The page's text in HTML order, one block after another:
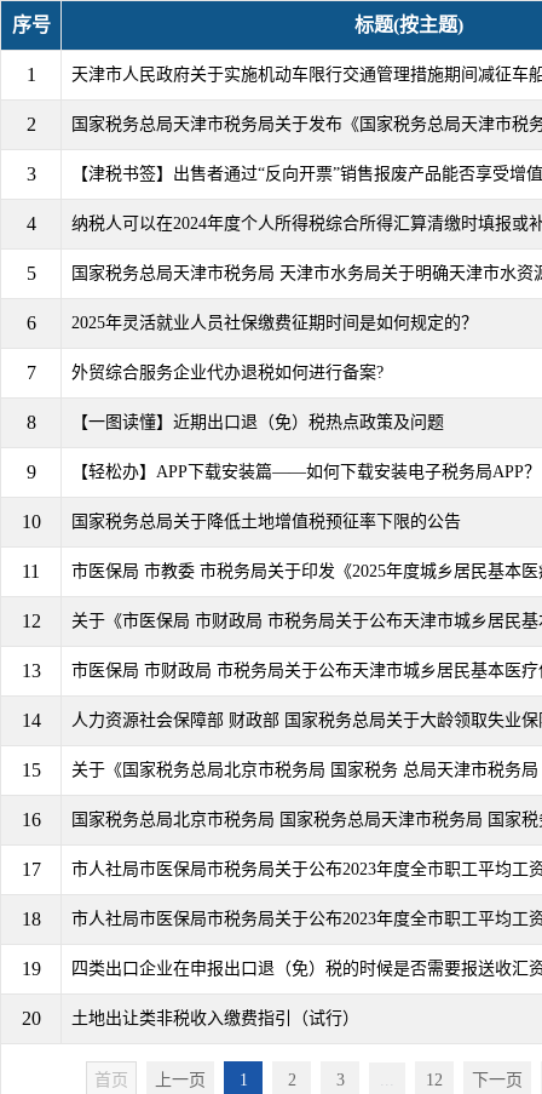
序号 标题(按主题)
1 天津市人民政府关于实施机动车限行交通管理措施期间减征车
2 国家税务总局天津市税务局关于发布《国家税务总局天津市税
3 【津税书签】出售者通过“反向开票”销售报废产品能否享受增
4 纳税人可以在2024年度个人所得税综合所得汇算清缴时填报或
5 国家税务总局天津市税务局 天津市水务局关于明确天津市水资
6 2025年灵活就业人员社保缴费征期时间是如何规定的？
7 外贸综合服务企业代办退税如何进行备案?
8 【一图读懂】近期出口退（免）税热点政策及问题
9 【轻松办】APP下载安装篇——如何下载安装电子税务局APP？
10 国家税务总局关于降低土地增值税预征率下限的公告
11 市医保局 市教委 市税务局关于印发《2025年度城乡居民基本
12 关于《市医保局 市财政局 市税务局关于公布天津市城乡居民基
13 市医保局 市财政局 市税务局关于公布天津市城乡居民基本医疗
14 人力资源社会保障部 财政部 国家税务总局关于大龄领取失业
15 关于《国家税务总局北京市税务局 国家税务 总局天津市税务
16 国家税务总局北京市税务局 国家税务总局天津市税务局 国家
17 市人社局市医保局市税务局关于公布2023年度全市职工平均工
18 市人社局市医保局市税务局关于公布2023年度全市职工平均工
19 四类出口企业在申报出口退（免）税的时候是否需要报送收汇
20 土地出让类非税收入缴费指引（试行）
首页 上一页 1 2 3 ... 12 下一页